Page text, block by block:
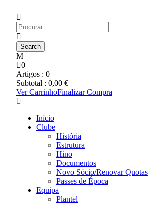
0
Artigos : 0
Subtotal : 0,00 €
Ver CarrinhoFinalizar Compra
Início
Clube
História
Estrutura
Hino
Documentos
Novo Sócio/Renovar Quotas
Passes de Época
Equipa
Plantel